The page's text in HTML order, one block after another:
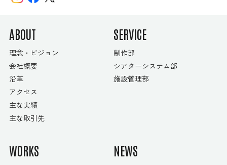
ABOUT
理念・ビジョン
会社概要
沿革
アクセス
主な実績
主な取引先
SERVICE
制作部
シアターシステム部
施設管理部
WORKS
NEWS